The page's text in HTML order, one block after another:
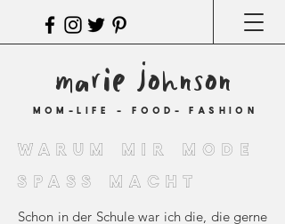
marie johnson
MOM-LIFE - FOOD- FASHION
WARUM MIR MODE
spass macht
Schon in der Schule war ich die, die gerne